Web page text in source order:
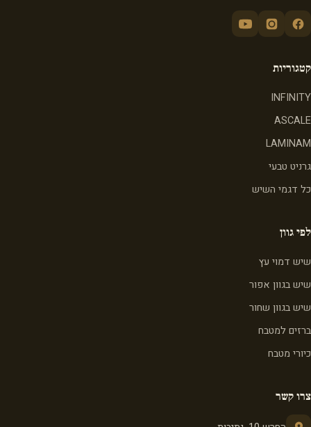
קטגוריות
INFINITY
ASCALE
LAMINAM
גרניט טבעי
כל דגמי השיש
לפי גוון
שיש דמוי עץ
שיש בגוון אפור
שיש בגוון שחור
ברזים למטבח
כיורי מטבח
צרו קשר